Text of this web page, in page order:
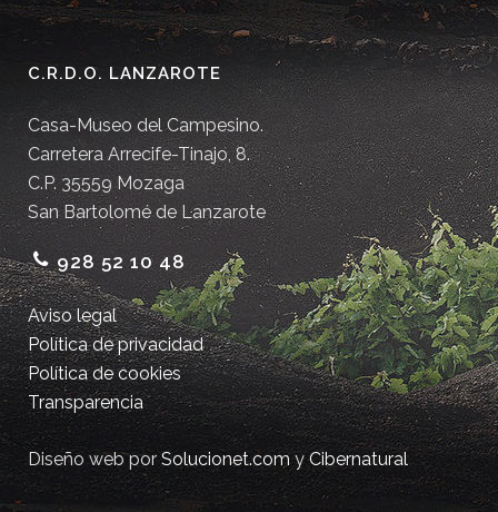
C.R.D.O. LANZAROTE
Casa-Museo del Campesino.
Carretera Arrecife-Tinajo, 8.
C.P. 35559 Mozaga
San Bartolomé de Lanzarote
928 52 10 48
Aviso legal
Política de privacidad
Política de cookies
Transparencia
Diseño web porSolucionet.comyCibernatural